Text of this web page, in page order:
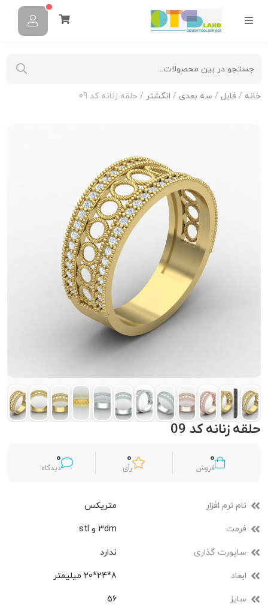
خانه / فایل / سه بعدی / انگشتر / حلقه زنانه کد 09
حلقه زنانه کد 09
0
فروش
0
رأی
0
دیدگاه
نام نرم افزار متریکس
فرمت 3dm و stl
ساپورت گذاری ندارد
ابعاد 8*24*20 میلیمتر
سایز 56